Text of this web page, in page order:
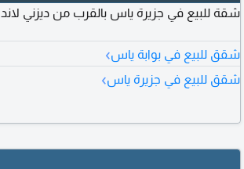
شقة للبيع في جزيرة ياس بالقرب من ديزني لاند
شقق للبيع في بوابة ياس›
شقق للبيع في جزيرة ياس›